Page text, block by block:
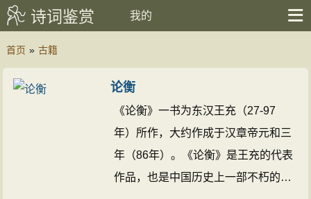
诗词鉴赏 我的
首页 » 古籍
论衡
《论衡》一书为东汉王充（27-97
年）所作，大约作成于汉章帝元和三
年（86年）。《论衡》是王充的代表
作品，也是中国历史上一部不朽的无